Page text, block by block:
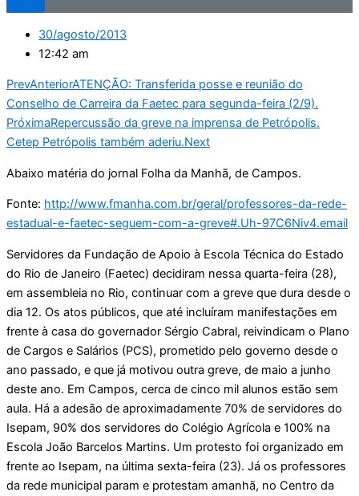
30/agosto/2013
12:42 am
PrevAnteriorATENÇÃO: Transferida posse e reunião do
Conselho de Carreira da Faetec para segunda-feira (2/9).
PróximaRepercussão da greve na imprensa de Petrópolis.
Cetep Petrópolis também aderiu.Next
Abaixo matéria do jornal Folha da Manhã, de Campos.
Fonte: http://www.fmanha.com.br/geral/professores-da-rede-
estadual-e-faetec-seguem-com-a-greve#.Uh-97C6Niv4.email
Servidores da Fundação de Apoio à Escola Técnica do Estado
do Rio de Janeiro (Faetec) decidiram nessa quarta-feira (28),
em assembleia no Rio, continuar com a greve que dura desde o
dia 12. Os atos públicos, que até incluíram manifestações em
frente à casa do governador Sérgio Cabral, reivindicam o Plano
de Cargos e Salários (PCS), prometido pelo governo desde o
ano passado, e que já motivou outra greve, de maio a junho
deste ano. Em Campos, cerca de cinco mil alunos estão sem
aula. Há a adesão de aproximadamente 70% de servidores do
Isepam, 90% dos servidores do Colégio Agrícola e 100% na
Escola João Barcelos Martins. Um protesto foi organizado em
frente ao Isepam, na última sexta-feira (23). Já os professores
da rede municipal param e protestam amanhã, no Centro da